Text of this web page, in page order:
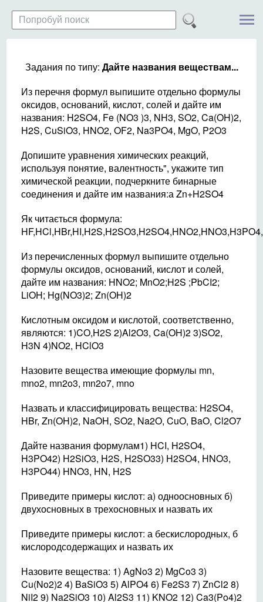
Задания по типу: Дайте названия веществам...
Из перечня формул выпишите отдельно формулы
оксидов, оснований, кислот, солей и дайте им
названия: H2SO4, Fe (NO3 )3, NH3, SO2, Ca(OH)2,
H2S, CuSiO3, HNO2, OF2, Na3PO4, MgO, P2O3
Допишите уравнения химических реакций,
используя понятие, валентность", укажите тип
химической реакции, подчеркните бинарные
соединения и дайте им названия:а Zn+H2SO4
Як читається формула:
Из перечисленных формул выпишите отдельно
формулы оксидов, оснований, кислот и солей,
дайте им названия: HNO2; MnO2;H2S ;PbCI2;
LiOH; Hg(NO3)2; Zn(OH)2
Кислотным оксидом и кислотой, соответственно,
являются: 1)CO,H2S 2)Al2O3, Ca(OH)2 3)SO2,
H3N 4)NO2, HClO3
Назовите вещества имеющие формулы mn,
mno2, mn2o3, mn2o7, mno
Назвать и классифицировать вещества: H2SO4,
HBr, Zn(OH)2, NaOH, SO2, Na2O, CuO, BaO, Cl2O7
Дайте названия формулам1) HCI, H2SO4,
H3PO42) H2SiO3, H2S, H2SO33) H2SO4, HNO3,
H3PO44) HNO3, HN, H2S
Приведите примеры кислот: а) одноосновных б)
двухосновных в трехосновных и назвать их
Приведите примеры кислот: а бескислородных, б
кислородсодержащих и назвать их
Назовите вещества: 1) AgNo3 2) MgCo3 3)
Cu(No2)2 4) BaSiO3 5) AlPO4 6) Fe2S3 7) ZnCl2 8)
NiI2 9) Na2SiO3 10) Al2S3 11) KNO2 12) Ca3(Po4)2